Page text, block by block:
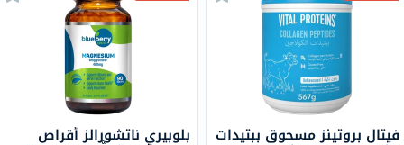
فيتال بروتينز مسحوق ببتيدات بلوبيري ناتشورالز أقراص